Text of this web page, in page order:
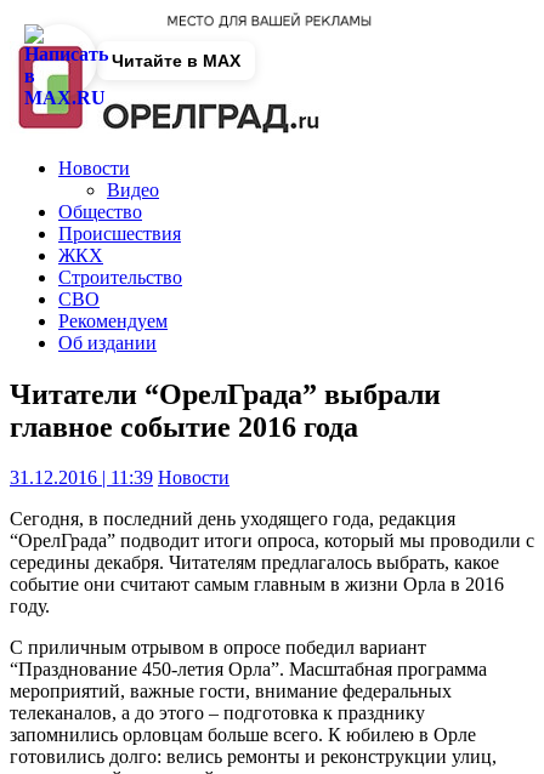
Новости
Видео
Общество
Происшествия
ЖКХ
Строительство
СВО
Рекомендуем
Об издании
Читатели “ОрелГрада” выбрали
главное событие 2016 года
31.12.2016 | 11:39 Новости
Сегодня, в последний день уходящего года, редакция
“ОрелГрада” подводит итоги опроса, который мы проводили с
середины декабря. Читателям предлагалось выбрать, какое
событие они считают самым главным в жизни Орла в 2016
году.
С приличным отрывом в опросе победил вариант
“Празднование 450-летия Орла”. Масштабная программа
мероприятий, важные гости, внимание федеральных
телеканалов, а до этого – подготовка к празднику
запомнились орловцам больше всего. К юбилею в Орле
готовились долго: велись ремонты и реконструкции улиц,
Читайте в MAX